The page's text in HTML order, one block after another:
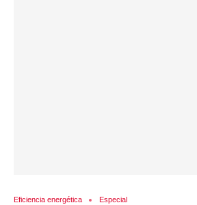
Eficiencia energética Especial